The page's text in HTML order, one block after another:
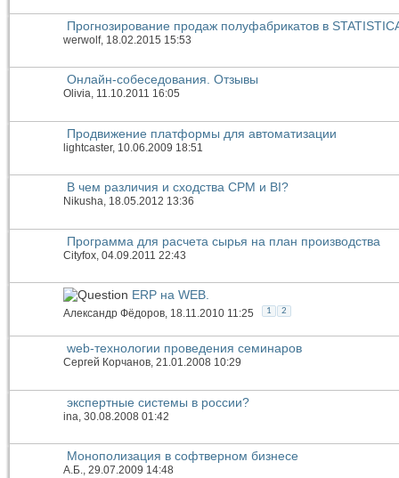
Прогнозирование продаж полуфабрикатов в
werwolf, 18.02.2015 15:53
Онлайн-собеседования. Отзывы
Olivia, 11.10.2011 16:05
Продвижение платформы для автоматизации
lightcaster, 10.06.2009 18:51
В чем различия и сходства CPM и BI?
Nikusha, 18.05.2012 13:36
Программа для расчета сырья на план производства
Cityfox , 04.09.2011 22:43
ERP на WEB.
Александр Фёдоров, 18.11.2010 11:25 1 2
web-технологии проведения семинаров
Сергей Корчанов, 21.01.2008 10:29
экспертные системы в россии?
ina, 30.08.2008 01:42
Монополизация в софтверном бизнесе
А.Б., 29.07.2009 14:48